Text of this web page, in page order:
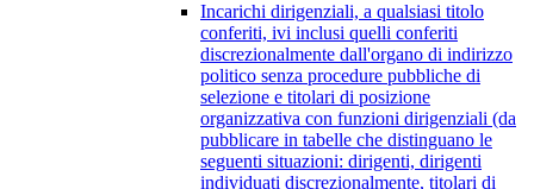
Incarichi dirigenziali, a qualsiasi titolo
conferiti, ivi inclusi quelli conferiti
discrezionalmente dall'organo di indirizzo
politico senza procedure pubbliche di
selezione e titolari di posizione
organizzativa con funzioni dirigenziali (da
pubblicare in tabelle che distinguano le
seguenti situazioni: dirigenti, dirigenti
individuati discrezionalmente, titolari di